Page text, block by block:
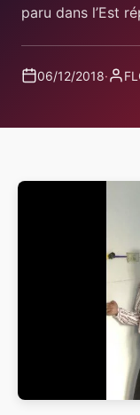
paru dans l’Est
06/12/2018·